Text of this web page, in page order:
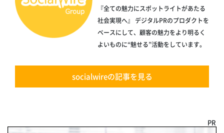
『全ての魅力にスポットライトがあたる
社会実現へ』 デジタルPRのプロダクトを
ベースにして、顧客の魅力をより明るく
よいものに“魅せる”活動をしています。
socialwireの記事を見る
PR